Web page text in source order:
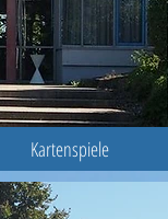
Kartenspiele